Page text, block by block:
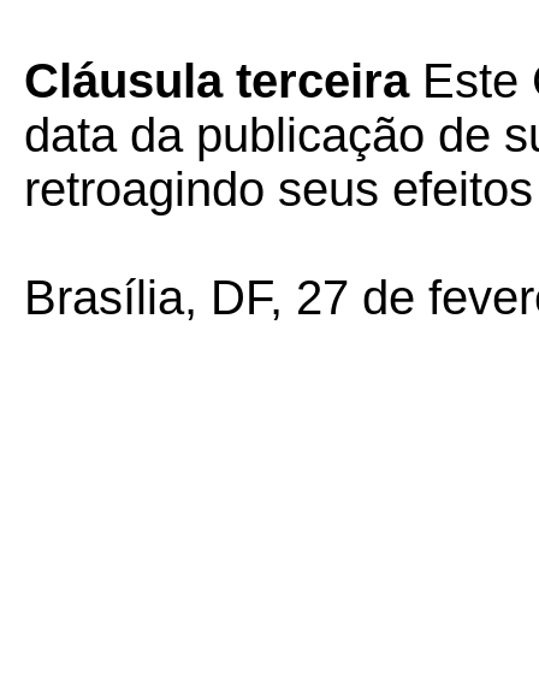
Cláusula terceiraEste
data da publicação de
retroagindo seus
Brasília, DF, 27 de